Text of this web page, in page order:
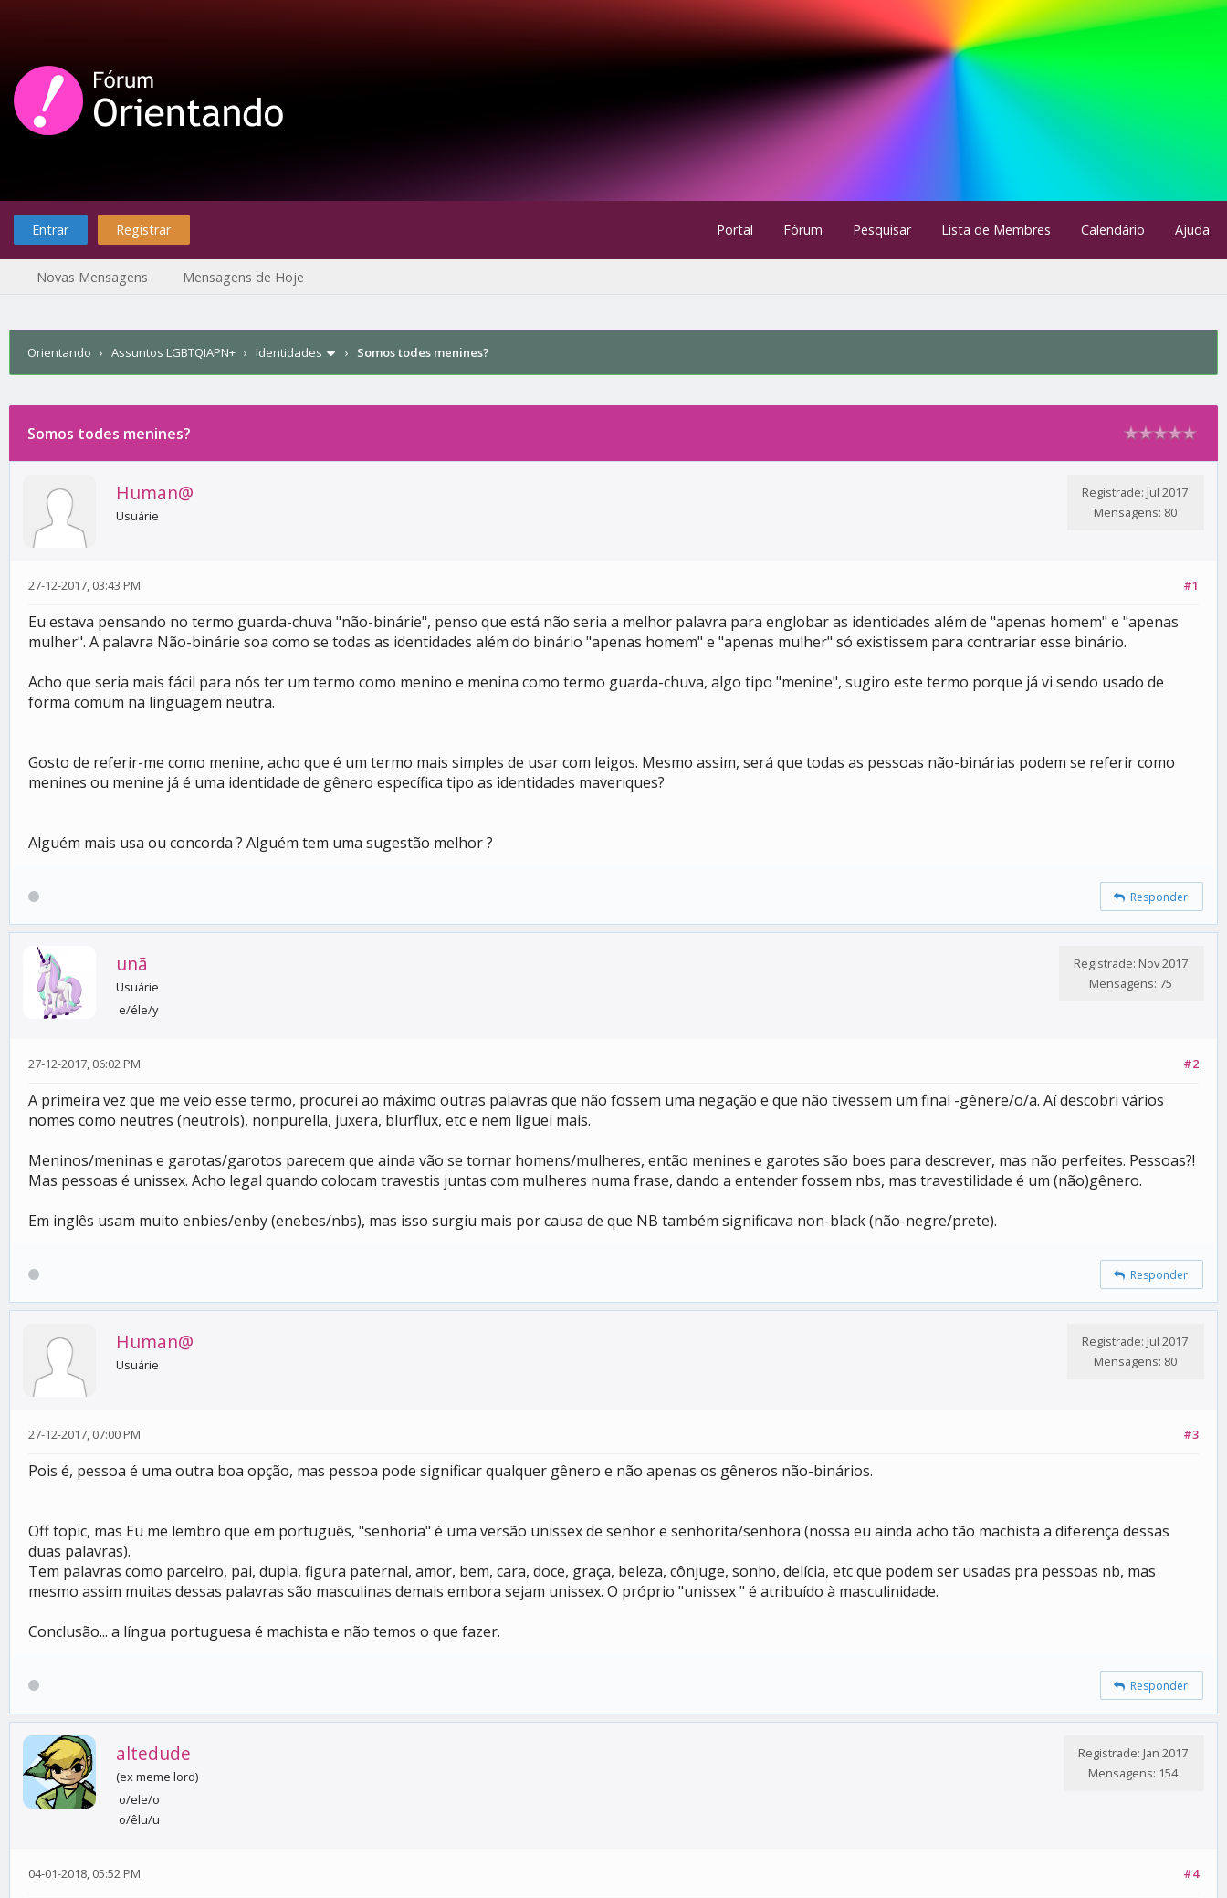
Entrar Registrar Portal Fórum Pesquisar Lista de Membres Calendário Ajuda
Novas Mensagens Mensagens de Hoje
Orientando › Assuntos LGBTQIAPN+ › Identidades › Somos todes menines?
Somos todes menines?
Human@
Usuárie
Registrade: Jul 2017
Mensagens: 80
#1
27-12-2017, 03:43 PM
Eu estava pensando no termo guarda-chuva "não-binárie", penso que está não seria a melhor palavra para englobar as identidades além de "apenas homem" e "apenas
mulher". A palavra Não-binárie soa como se todas as identidades além do binário "apenas homem" e "apenas mulher" só existissem para contrariar esse binário.
Acho que seria mais fácil para nós ter um termo como menino e menina como termo guarda-chuva, algo tipo "menine", sugiro este termo porque já vi sendo usado de
forma comum na linguagem neutra.
Gosto de referir-me como menine, acho que é um termo mais simples de usar com leigos. Mesmo assim, será que todas as pessoas não-binárias podem se referir como
menines ou menine já é uma identidade de gênero específica tipo as identidades maveriques?
Alguém mais usa ou concorda ? Alguém tem uma sugestão melhor ?
Responder
unã
Usuárie
e/éle/y
Registrade: Nov 2017
Mensagens: 75
#2
27-12-2017, 06:02 PM
A primeira vez que me veio esse termo, procurei ao máximo outras palavras que não fossem uma negação e que não tivessem um final -gênere/o/a. Aí descobri vários
nomes como neutres (neutrois), nonpurella, juxera, blurflux, etc e nem liguei mais.
Meninos/meninas e garotas/garotos parecem que ainda vão se tornar homens/mulheres, então menines e garotes são boes para descrever, mas não perfeites. Pessoas?!
Mas pessoas é unissex. Acho legal quando colocam travestis juntas com mulheres numa frase, dando a entender fossem nbs, mas travestilidade é um (não)gênero.
Em inglês usam muito enbies/enby (enebes/nbs), mas isso surgiu mais por causa de que NB também significava non-black (não-negre/prete).
Responder
Human@
Usuárie
Registrade: Jul 2017
Mensagens: 80
#3
27-12-2017, 07:00 PM
Pois é, pessoa é uma outra boa opção, mas pessoa pode significar qualquer gênero e não apenas os gêneros não-binários.
Off topic, mas Eu me lembro que em português, "senhoria" é uma versão unissex de senhor e senhorita/senhora (nossa eu ainda acho tão machista a diferença dessas
duas palavras).
Tem palavras como parceiro, pai, dupla, figura paternal, amor, bem, cara, doce, graça, beleza, cônjuge, sonho, delícia, etc que podem ser usadas pra pessoas nb, mas
mesmo assim muitas dessas palavras são masculinas demais embora sejam unissex. O próprio "unissex " é atribuído à masculinidade.
Conclusão... a língua portuguesa é machista e não temos o que fazer.
Responder
altedude
(ex meme lord)
o/ele/o
o/êlu/u
Registrade: Jan 2017
Mensagens: 154
#4
04-01-2018, 05:52 PM